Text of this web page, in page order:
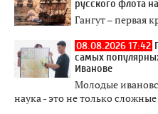
русского флота
Гангут – первая
08.08.2026 17:42
самых
Иванове
Молодые
наука - это не только